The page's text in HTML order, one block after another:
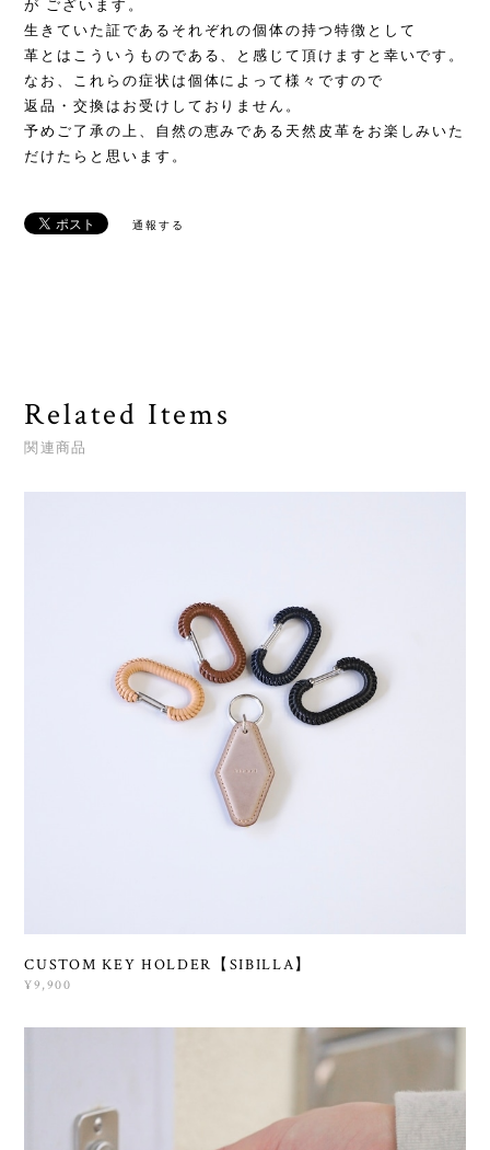
が ございます。
生きていた証であるそれぞれの個体の持つ特徴として
革とはこういうものである、と感じて頂けますと幸いです。
なお、これらの症状は個体によって様々ですので
返品・交換はお受けしておりません。
予めご了承の上、自然の恵みである天然皮革をお楽しみいた
だけたらと思います。
通報する
Related Items
関連商品
CUSTOM KEY HOLDER【SIBILLA】
¥9,900